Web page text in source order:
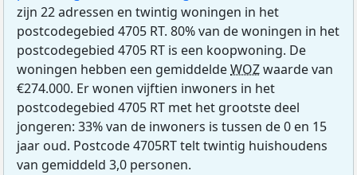
zijn 22 adressen en twintig woningen in het
postcodegebied 4705 RT. 80% van de woningen in het
postcodegebied 4705 RT is een koopwoning. De
woningen hebben een gemiddeldeWOZwaarde van
€274.000. Er wonen vijftien inwoners in het
postcodegebied 4705 RT met het grootste deel
jongeren: 33% van de inwoners is tussen de 0 en 15
jaar oud. Postcode 4705RT telt twintig huishoudens
van gemiddeld 3,0 personen.